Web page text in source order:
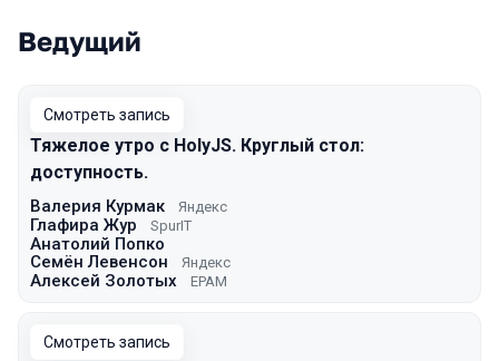
Ведущий
Смотреть запись
Тяжелое утро с HolyJS. Круглый стол:
доступность.
Валерия Курмак Яндекс
Глафира Жур SpurIT
Анатолий Попко
Семён Левенсон
Яндекс
Алексей Золотых EPAM
Смотреть запись